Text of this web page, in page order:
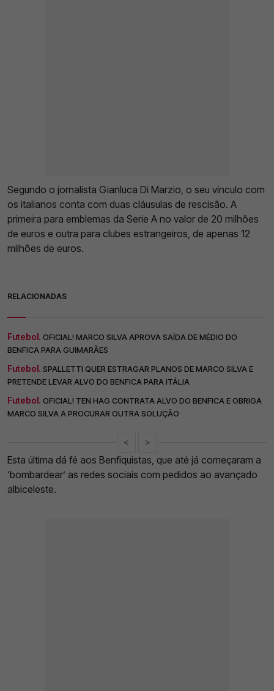
Segundo o jornalista Gianluca Di Marzio, o seu vínculo com
os italianos conta com duas cláusulas de rescisão. A
primeira para emblemas da Serie A no valor de 20 milhões
de euros e outra para clubes estrangeiros, de apenas 12
milhões de euros.
RELACIONADAS
Futebol. OFICIAL! MARCO SILVA APROVA SAÍDA DE MÉDIO DO
BENFICA PARA GUIMARÃES
Futebol. SPALLETTI QUER ESTRAGAR PLANOS DE MARCO SILVA E
PRETENDE LEVAR ALVO DO BENFICA PARA ITÁLIA
Futebol. OFICIAL! TEN HAG CONTRATA ALVO DO BENFICA E OBRIGA
MARCO SILVA A PROCURAR OUTRA SOLUÇÃO
< >
Esta última dá fé aos Benfiquistas, que até já começaram a
‘bombardear’ as redes sociais com pedidos ao avançado
albiceleste.